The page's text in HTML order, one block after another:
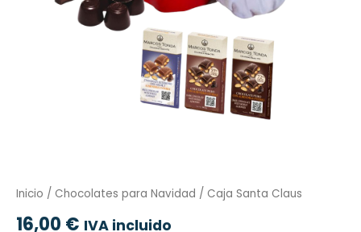
Inicio / Chocolates para Navidad / Caja Santa Claus
16,00 € IVA incluido